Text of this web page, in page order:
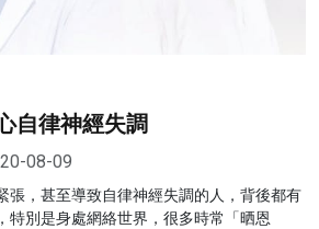
自律神經失調
08-09
張，甚至導致自律神經失調的人，背後都有
特別是身處網絡世界，很多時常「晒恩